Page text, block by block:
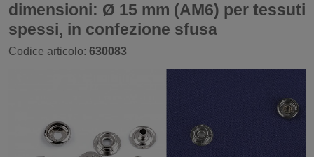
dimensioni: Ø 15 mm (AM6) per tessuti
spessi, in confezione sfusa
Codice articolo: 630083